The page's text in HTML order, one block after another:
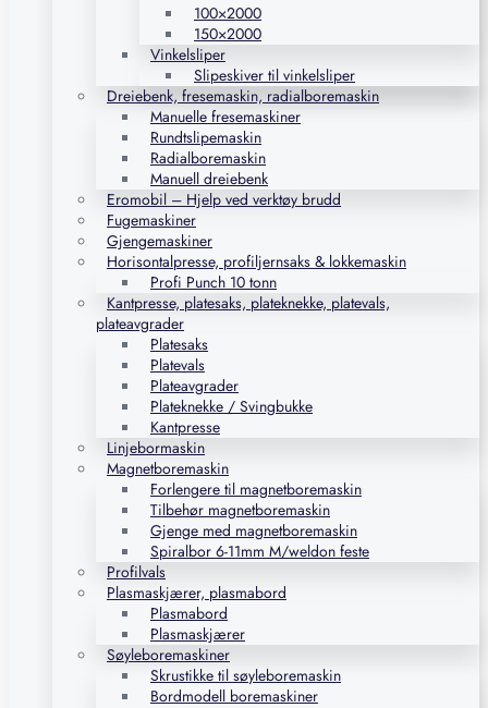
100×2000
150×2000
Vinkelsliper
Slipeskiver til vinkelsliper
Dreiebenk, fresemaskin, radialboremaskin
Manuelle fresemaskiner
Rundtslipemaskin
Radialboremaskin
Manuell dreiebenk
Eromobil – Hjelp ved verktøy brudd
Fugemaskiner
Gjengemaskiner
Horisontalpresse, profiljernsaks & lokkemaskin
Profi Punch 10 tonn
Kantpresse, platesaks, plateknekke, platevals,
plateavgrader
Platesaks
Platevals
Plateavgrader
Plateknekke / Svingbukke
Kantpresse
Linjebormaskin
Magnetboremaskin
Forlengere til magnetboremaskin
Tilbehør magnetboremaskin
Gjenge med magnetboremaskin
Spiralbor 6-11mm M/weldon feste
Profilvals
Plasmaskjærer, plasmabord
Plasmabord
Plasmaskjærer
Søyleboremaskiner
Skrustikke til søyleboremaskin
Bordmodell boremaskiner